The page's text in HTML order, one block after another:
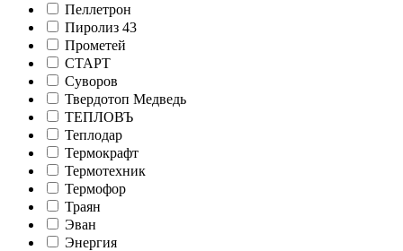
Пеллетрон
Пиролиз 43
Прометей
СТАРТ
Суворов
Твердотоп Медведь
ТЕПЛОВЪ
Теплодар
Термокрафт
Термотехник
Термофор
Траян
Эван
Энергия